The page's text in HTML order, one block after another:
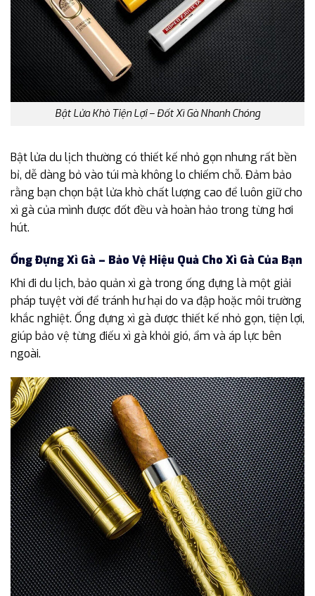
Bật Lửa Khò Tiện Lợi – Đốt Xì Gà Nhanh Chóng
Bật lửa du lịch thường có thiết kế nhỏ gọn nhưng rất bền
bỉ, dễ dàng bỏ vào túi mà không lo chiếm chỗ. Đảm bảo
rằng bạn chọn bật lửa khò chất lượng cao để luôn giữ cho
xì gà của mình được đốt đều và hoàn hảo trong từng hơi
hút.
Ống Đựng Xì Gà – Bảo Vệ Hiệu Quả Cho Xì Gà Của Bạn
Khi đi du lịch, bảo quản xì gà trong ống đựng là một giải
pháp tuyệt vời để tránh hư hại do va đập hoặc môi trường
khắc nghiệt. Ống đựng xì gà được thiết kế nhỏ gọn, tiện lợi,
giúp bảo vệ từng điếu xì gà khỏi gió, ẩm và áp lực bên
ngoài.